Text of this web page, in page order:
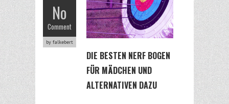
No
Comment
by falkebert
DIE BESTEN NERF BOGEN
FÜR MÄDCHEN UND
ALTERNATIVEN DAZU